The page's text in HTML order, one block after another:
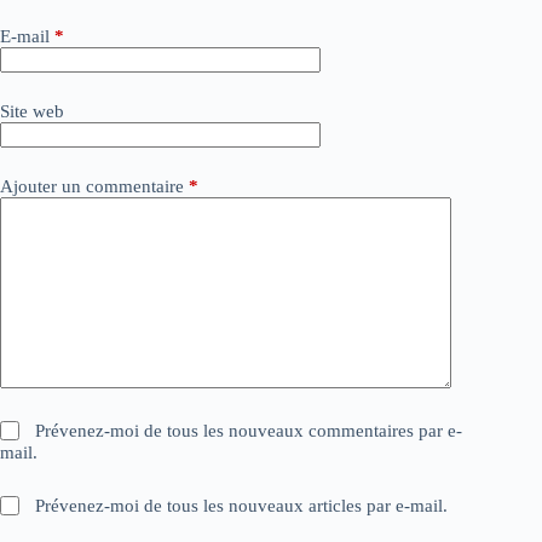
E-mail *
Site web
Ajouter un commentaire *
Prévenez-moi de tous les nouveaux commentaires par e-
mail.
Prévenez-moi de tous les nouveaux articles par e-mail.
t
i
e